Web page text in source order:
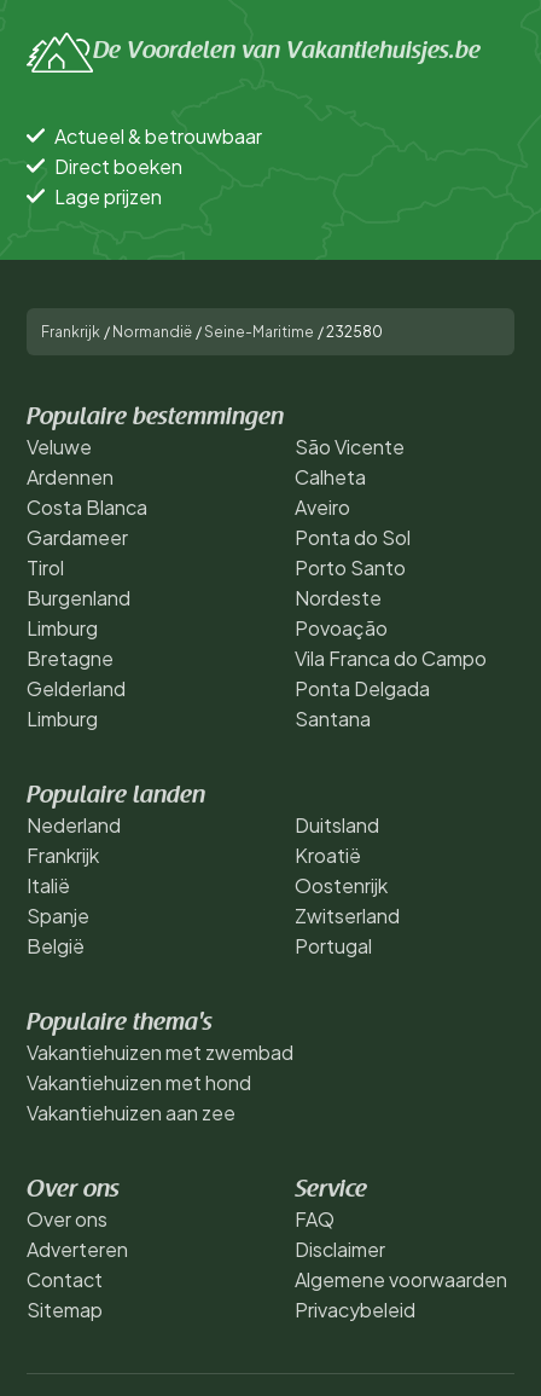
De Voordelen van Vakantiehuisjes.be
Actueel & betrouwbaar
Direct boeken
Lage prijzen
Frankrijk / Normandië /Seine-Maritime /232580
Populaire bestemmingen
Veluwe
Ardennen
Costa Blanca
Gardameer
Tirol
Burgenland
Limburg
Bretagne
Gelderland
Limburg
São Vicente
Calheta
Aveiro
Ponta do Sol
Porto Santo
Nordeste
Povoação
Vila Franca do Campo
Ponta Delgada
Santana
Populaire landen
Nederland
Frankrijk
Italië
Spanje
België
Duitsland
Kroatië
Oostenrijk
Zwitserland
Portugal
Populaire thema's
Vakantiehuizen met zwembad
Vakantiehuizen met hond
Vakantiehuizen aan zee
Over ons
Over ons
Adverteren
Contact
Sitemap
Service
FAQ
Disclaimer
Algemene voorwaarden
Privacybeleid